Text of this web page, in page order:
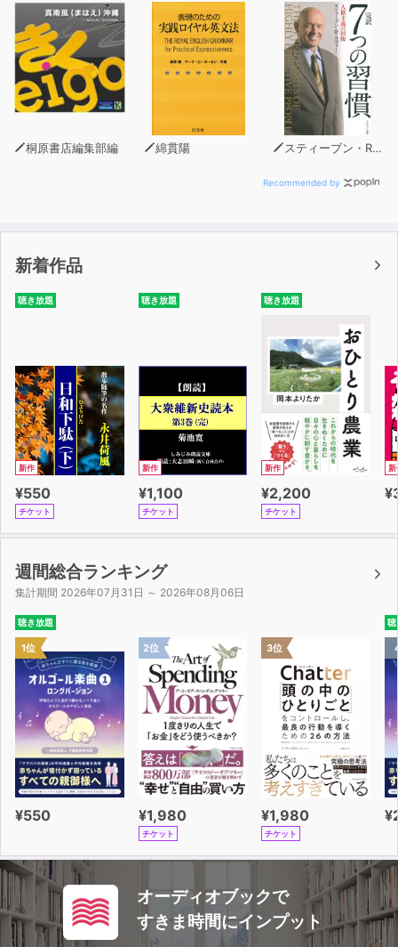
桐原書店編集部編 綿貫陽 スティーブン・R・コヴィー
Recommended by
新着作品
聴き放題
新作
¥550
チケット
聴き放題
新作
¥1,100
チケット
聴き放題
新作
¥2,200
チケット
新
週間総合ランキング
集計期間 2026年07月31日 ～ 2026年08月06日
聴き放題
1位
¥550
2位
¥1,980
チケット
3位
¥1,980
チケット
聴
オーディオブックで
すきま時間にインプット